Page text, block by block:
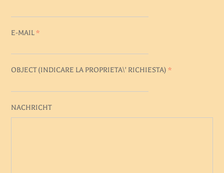
E-MAIL*
OBJECT (INDICARE LA PROPRIETA\' RICHIESTA)*
NACHRICHT